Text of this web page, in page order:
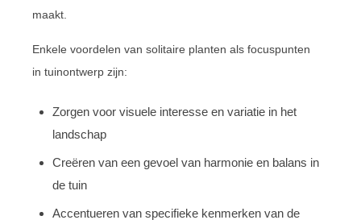
maakt.
Enkele voordelen van solitaire planten als focuspunten
in tuinontwerp zijn:
Zorgen voor visuele interesse en variatie in het
landschap
Creëren van een gevoel van harmonie en balans in
de tuin
Accentueren van specifieke kenmerken van de